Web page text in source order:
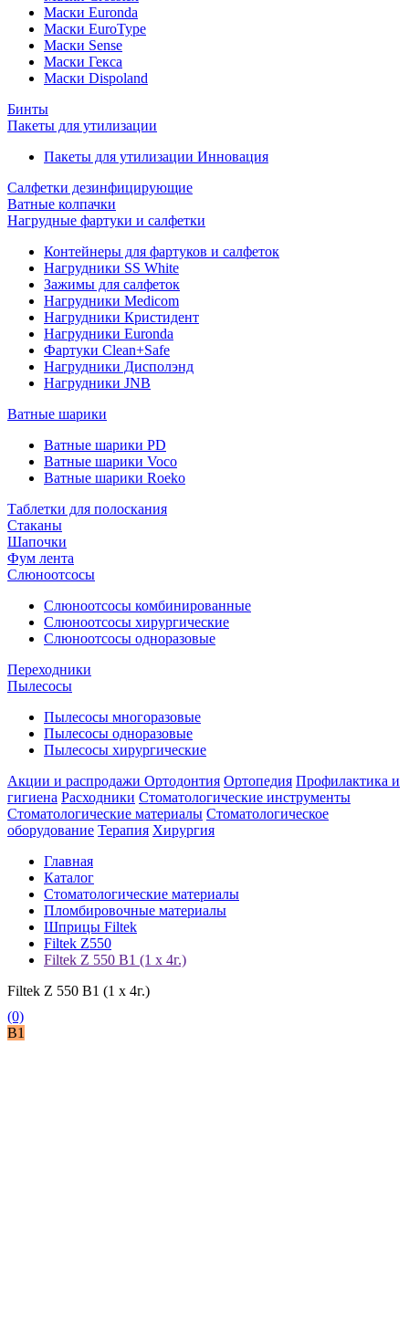
Маски Euronda
Маски EuroType
Маски Sense
Маски Гекса
Маски Dispoland
Бинты
Пакеты для утилизации
Пакеты для утилизации Инновация
Салфетки дезинфицирующие
Ватные колпачки
Нагрудные фартуки и салфетки
Контейнеры для фартуков и салфеток
Нагрудники SS White
Зажимы для салфеток
Нагрудники Medicom
Нагрудники Кристидент
Нагрудники Euronda
Фартуки Clean+Safe
Нагрудники Дисполэнд
Нагрудники JNB
Ватные шарики
Ватные шарики PD
Ватные шарики Voco
Ватные шарики Roeko
Таблетки для полоскания
Стаканы
Шапочки
Фум лента
Слюноотсосы
Слюноотсосы комбинированные
Слюноотсосы хирургические
Слюноотсосы одноразовые
Переходники
Пылесосы
Пылесосы многоразовые
Пылесосы одноразовые
Пылесосы хирургические
Акции и распродажи Ортодонтия Ортопедия Профилактика и
гигиена Расходники Стоматологические инструменты
Стоматологические материалы Стоматологическое
оборудование Терапия Хирургия
Главная
Каталог
Стоматологические материалы
Пломбировочные материалы
Шприцы Filtek
Filtek Z550
Filtek Z 550 B1 (1 x 4г.)
Filtek Z 550 B1 (1 x 4г.)
(0)
B1